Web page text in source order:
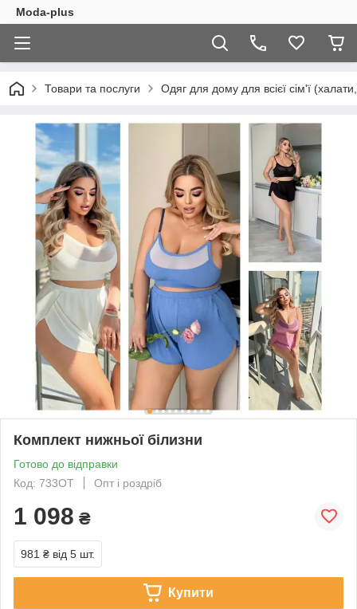
Moda-plus
Товари та послуги Одяг для дому для всієї сім'ї
Комплект нижньої білизни
Готово до відправки
Код: 733ОТ
Опт і роздріб
1 098 ₴
981 ₴ від 5 шт.
Купити